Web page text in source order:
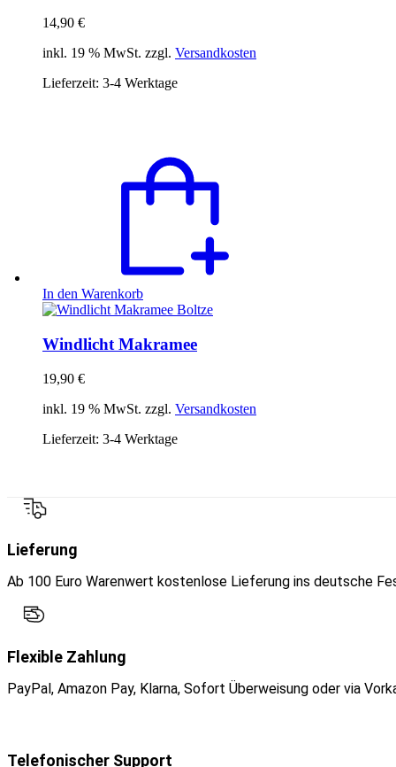
14,90 €
inkl. 19 % MwSt. zzgl. Versandkosten
Lieferzeit: 3-4 Werktage
In den Warenkorb
Windlicht Makramee
19,90 €
inkl. 19 % MwSt. zzgl. Versandkosten
Lieferzeit: 3-4 Werktage
Lieferung
Ab 100 Euro Warenwert kostenlose Lieferung ins deutsche
Flexible Zahlung
PayPal, Amazon Pay, Klarna, Sofort Überweisung oder via
Telefonischer Support